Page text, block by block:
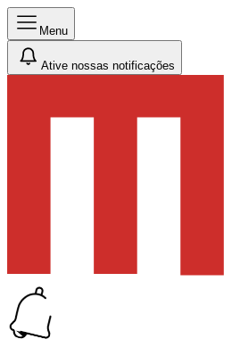
Menu
Ative nossas notificações